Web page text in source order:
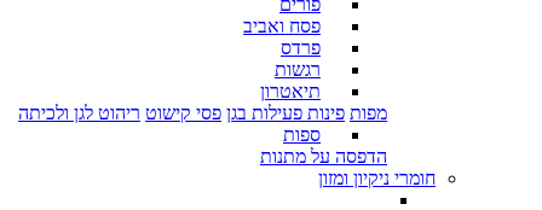
פורים
פסח ואביב
פרדס
רגשות
תיאטרון
מפות פינות פעילות בגן פסי קישוט ריהוט לגן ולכיתה
ספות
הדפסה על מתנות
חומרי ניקיון ומזון